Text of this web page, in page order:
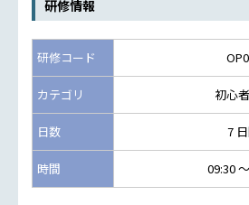
研修情報
研修コード
カテゴリ 初心
日数 7
時間 09:30